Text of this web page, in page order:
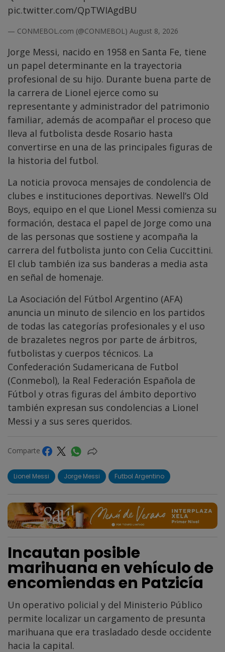
pic.twitter.com/QpTWIAgdBU
— CONMEBOL.com (@CONMEBOL) August 8, 2026
Jorge Messi, nacido en 1958 en Santa Fe, tiene
un papel determinante en la trayectoria
profesional de su hijo. Durante buena parte de
la carrera de Lionel ejerce como su
representante y administrador del patrimonio
familiar, además de acompañar el proceso que
lleva al futbolista desde Rosario hasta
convertirse en una de las principales figuras de
la historia del futbol.
La noticia provoca mensajes de condolencia de
clubes e instituciones deportivas. Newell’s Old
Boys, equipo en el que Lionel Messi comienza su
formación, destaca el papel de Jorge como una
de las personas que sostiene y acompaña la
carrera del futbolista junto con Celia Cuccittini.
El club también iza sus banderas a media asta
en señal de homenaje.
La Asociación del Fútbol Argentino (AFA)
anuncia un minuto de silencio en los partidos
de todas las categorías profesionales y el uso
de brazaletes negros por parte de árbitros,
futbolistas y cuerpos técnicos. La
Confederación Sudamericana de Futbol
(Conmebol), la Real Federación Española de
Fútbol y otras figuras del ámbito deportivo
también expresan sus condolencias a Lionel
Messi y a sus seres queridos.
Comparte
Lionel Messi Jorge Messi Futbol Argentino
Incautan posible
marihuana en vehículo de
encomiendas en Patzicía
Un operativo policial y del Ministerio Público
permite localizar un cargamento de presunta
marihuana que era trasladado desde occidente
hacia la capital.